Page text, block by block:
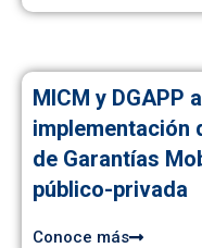
MICM y DGAPP
implementación
de Garantías
público-privada
Conoce más